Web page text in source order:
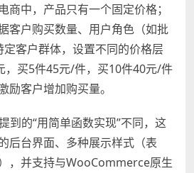
商中，产品只有一个固定价格；
客户购买数量、用户角色（如批
客户群体，设置不同的价格层
，买5件45元/件，买10件40元/件
客户增加购买量。
到的“用简单函数实现”不同，这
后台界面、多种展示样式（表
，并支持与WooCommerce原生